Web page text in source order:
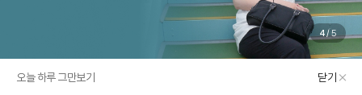
5/5
오늘 하루 그만보기 닫기
카테고리 최근본상품